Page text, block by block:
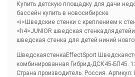
Купить детскую площадку для дачи
бассейн купить в новосибирске
<i>Шведские стенки с креплением к
<h4>JUNIOR шведская
шведская стенка для детей ниний
ШведскаястенкаEffectSport
комбинированная Гибрид-ДСК45-БП45.
Страна производитель: Россия.